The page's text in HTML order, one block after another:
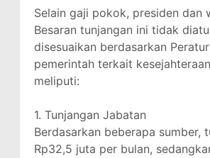
Selain gaji pokok, presiden dan
Besaran tunjangan ini tidak
disesuaikan berdasarkan
pemerintah terkait
meliputi:
1. Tunjangan Jabatan
Berdasarkan beberapa sumber,
Rp32,5 juta per bulan,